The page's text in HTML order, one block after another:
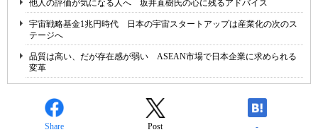
他人の評価が気になる人へ 坂井直樹氏の心に残るアドバイス
宇宙戦略基金1兆円時代 日本の宇宙スタートアップは産業化の次のス
テージへ
品質は高い、だが存在感が弱い ASEAN市場で日本企業に求められる
変革
Share Post -